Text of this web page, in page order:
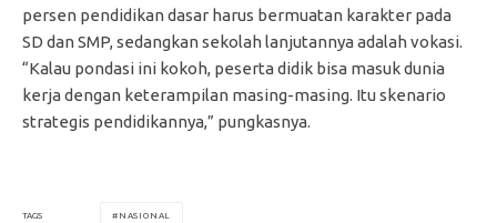
persen pendidikan dasar harus bermuatan karakter pada
SD dan SMP, sedangkan sekolah lanjutannya adalah vokasi.
“Kalau pondasi ini kokoh, peserta didik bisa masuk dunia
kerja dengan keterampilan masing-masing. Itu skenario
strategis pendidikannya,” pungkasnya.
TAGS NASIONAL